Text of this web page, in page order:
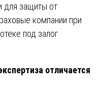
для защиты от
компании при
под залог
отличается